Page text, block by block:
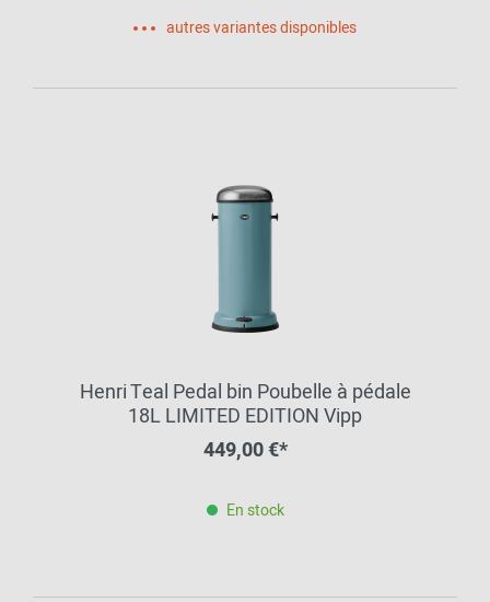
autres variantes disponibles
Henri Teal Pedal bin Poubelle à pédale
18L LIMITED EDITION Vipp
449,00 €*
En stock